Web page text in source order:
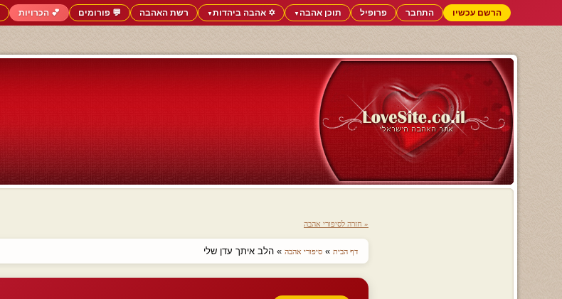
הרשם עכשיו התחבר פרופיל תוכן אהבה▼ ✡️ אהבה ביהדות▼ רשת האהבה 💬 פורומים 💕 הכרויות
« חזרה לסיפורי אהבה
דף הבית » סיפורי אהבה » הלב איתך עדן שלי